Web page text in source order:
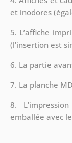
et inodores
5. L’affiche
(l'insertion est
6. La partie
7. La planche
8.
emballée avec